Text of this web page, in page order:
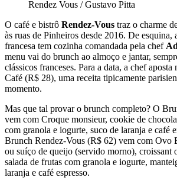
Rendez Vous / Gustavo Pitta
O café e bistrô Rendez-Vous traz o charme
às ruas de Pinheiros desde 2016. De esquina,
francesa tem cozinha comandada pela chef
menu vai do brunch ao almoço e jantar,
clássicos franceses. Para a data, a chef
Café (R$ 28), uma receita tipicamente
momento.
Mas que tal provar o brunch completo? O
vem com Croque monsieur, cookie de
com granola e iogurte, suco de laranja e café
Brunch Rendez-Vous (R$ 62) vem com Ovo
ou suíço de queijo (servido morno), croissant
salada de frutas com granola e iogurte,
laranja e café espresso.